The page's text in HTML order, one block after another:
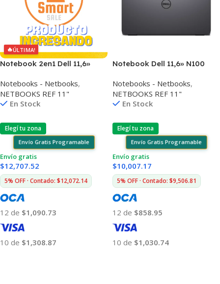
🔥ÚLTIMA!
Notebook 2en1 Dell 11,6»
Notebooks - Netbooks,
NETBOOKS REF 11"
En Stock
Elegí tu zona
Envío Gratis Programable
Envío gratis
$12,707.52
5% OFF · Contado: $12,072.14
12 de $1,090.73
10 de $1,308.87
Notebook Dell 11,6» N100
Notebooks - Netbooks,
NETBOOKS REF 11"
En Stock
Elegí tu zona
Envío Gratis Programable
Envío gratis
$10,007.17
5% OFF · Contado: $9,506.81
12 de $858.95
10 de $1,030.74